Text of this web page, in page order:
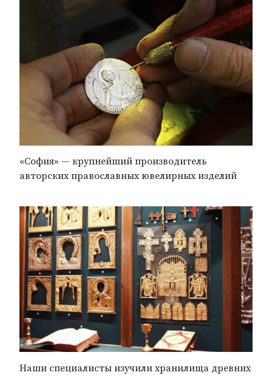
«София» — крупнейший производитель
авторских православных ювелирных изделий
Наши специалисты изучили хранилища древних